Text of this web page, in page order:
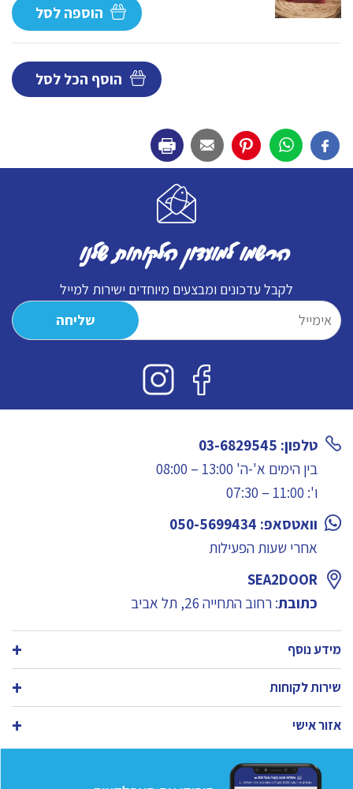
פילה
טונה
טרי
הוספה לסל
הוסף הכל לסל
הרשמו למועדון הלקוחות שלנו
לקבל עדכונים ומבצעים מיוחדים ישירות למייל
טלפון: 03-6829545
בין הימים א'-ה' 13:00 – 08:00
ו': 11:00 – 07:30
וואטסאפ: 050-5699434
אחרי שעות הפעילות
SEA2DOOR
כתובת: רחוב התחייה 26, תל אביב
מידע נוסף
שירות לקוחות
אזור אישי